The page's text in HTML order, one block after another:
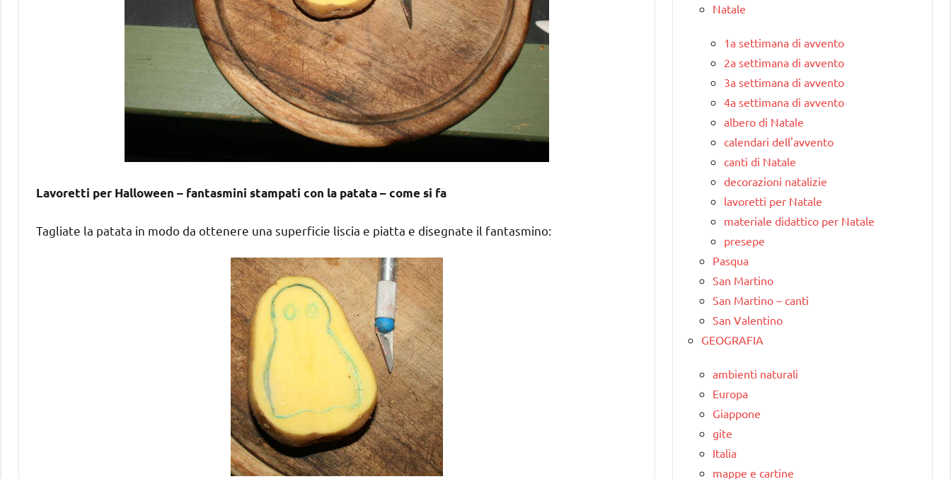
Lavoretti per Halloween – fantasmini stampati con la patata – come si fa
Tagliate la patata in modo da ottenere una superficie liscia e piatta e disegnate il fantasmino:
Natale
1a settimana di avvento
2a settimana di avvento
3a settimana di avvento
4a settimana di avvento
albero di Natale
calendari dell'avvento
canti di Natale
decorazioni natalizie
lavoretti per Natale
materiale didattico per Natale
presepe
Pasqua
San Martino
San Martino – canti
San Valentino
GEOGRAFIA
ambienti naturali
Europa
Giappone
gite
Italia
mappe e cartine